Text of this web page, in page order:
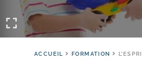
ACCUEIL FORMATION